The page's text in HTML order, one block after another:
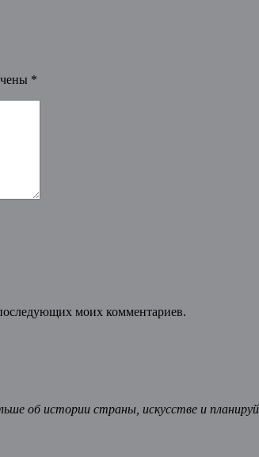
*
моих комментариев.
об истории страны, искусстве и